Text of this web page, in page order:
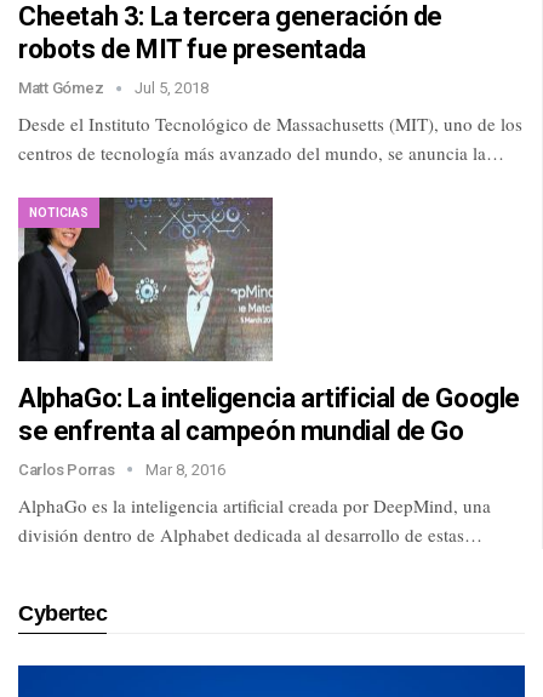
Cheetah 3: La tercera generación de
robots de MIT fue presentada
Matt Gómez Jul 5, 2018
Desde el Instituto Tecnológico de Massachusetts (MIT), uno de los
centros de tecnología más avanzado del mundo, se anuncia la…
NOTICIAS
AlphaGo: La inteligencia artificial de Google
se enfrenta al campeón mundial de Go
Carlos Porras Mar 8, 2016
AlphaGo es la inteligencia artificial creada por DeepMind, una
división dentro de Alphabet dedicada al desarrollo de estas…
Cybertec